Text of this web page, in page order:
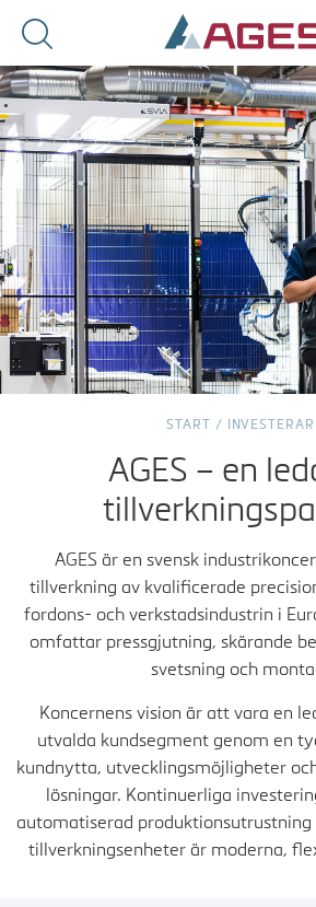
START /
AGES – en
AGES är en svensk
tillverkning av kvalificerade
fordons- och verkstadsindustrin i
omfattar pressgjutning, skärande
svetsning och
Koncernens vision är att vara en
utvalda kundsegment genom en
kundnytta, utvecklingsmöjligheter
lösningar. Kontinuerliga
automatiserad
tillverkningsenheter är moderna,